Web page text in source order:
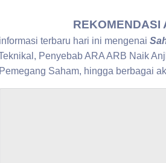
terbaru hari ini mengenai
Penyebab ARA ARB Naik
Pemegang Saham, hingga berbagai